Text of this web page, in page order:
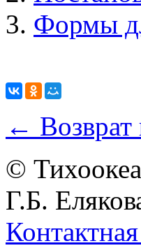
Формы
← Возврат
©
Г.Б.